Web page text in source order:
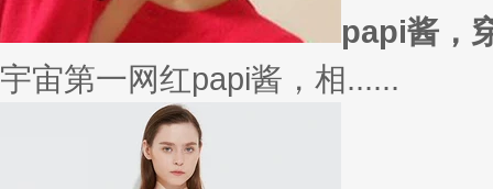
papi酱，
宇宙第一网红papi酱，相......